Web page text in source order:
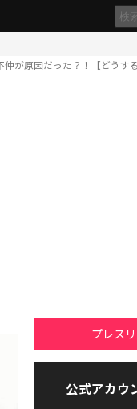
が原因だった？！【どうする
プレス
公式アカウ